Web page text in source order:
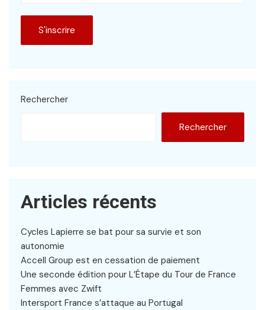
Rechercher
Rechercher
Articles récents
Cycles Lapierre se bat pour sa survie et son
autonomie
Accell Group est en cessation de paiement
Une seconde édition pour L’Étape du Tour de France
Femmes avec Zwift
Intersport France s’attaque au Portugal